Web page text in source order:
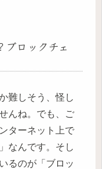
ロックチェ
難しそう、怪し
んね。でも、ご
ターネット上で
なんです。そし
るのが「ブロッ